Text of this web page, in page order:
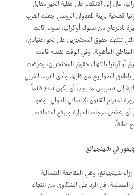
مال إلى الانكفاء على عقلية الخير مقابل
كضحية بريئة للعدوان الروسي جعلت الغرب
للانزعاج من سلوك أوكرانيا، سواء كانت
تنتهك حقوق المحتجزين على نحو اعتيادي،
المناطق المأهولة. وفي الوقت نفسه قامت
أوكرانيا بانتهاك حقوق المحتجزين، وعرضت
الصواريخ من قلبها. وأدى التردد الغربي
إلى تسييس ما يجب أن يكون نداءً قائماً
احترام القانون الإنساني الدولي ـ وهو
أن يخفض درجات الحرارة ويرفع احتمالات
في شينجيانغ
شينجيانغ، وهي المقاطعة الشمالية
المسلمة، في الرد على الشكاوى من انتهاك